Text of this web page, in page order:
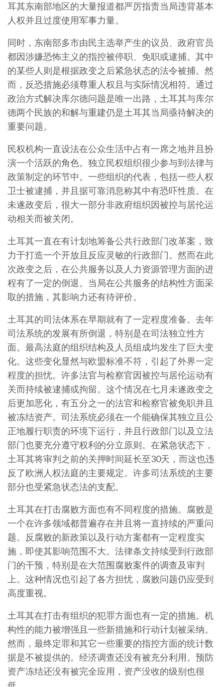
耳其东南部地区的大量报道都严厉指责当局违背基本
人权并且过度使用军事力量。
同时，东南部多市由民主选举产生的议员、政府官员
都因涉嫌恐怖主义的指控被停职、免职或逮捕。其中
的某些人则是根据政变之后紧急状态的法令被捕。然
而，反恐措施必须尊重人权且与实际情况相符。通过
政治方式解决库尔德问题是唯一出路，土耳其与库尔
德两个民族的和解与重建仍是土耳其当局亟待解决的
重要问题。
民权机构一直设法在公众生活中占有一席之地并且扮
演一个活跃的角色。独立民权组织很少参与到法律与
政策制定的环节中。一些组织的代表，包括一些人权
卫士被逮捕，并且据可靠消息称其中有恐吓性质。在
未遂政变后，很大一部分非政府组织因被控与居伦运
动相关而被关闭。
土耳其一直在有计划地筹备公共行政部门改革案，致
力于打造一个开放且反应灵敏的行政部门。然而在此
次政变之后，在公共服务以及人力资源管理方面的进
程有了一定的倒退。当局在公共服务的结构性方面采
取的措施，其影响力还有待评价。
土耳其的司法体系在早期就有了一定程度准备。去年
司法系统的发展有所倒退，特别是在司法独立性方
面。最高法庭的组织结构及人员组成均发生了巨大变
化。这些变化显然与欧盟标准不符，引起了外界一定
程度的担忧。许多法官与检察官因被控与居伦运动有
关而持续被逮捕或拘留。这个情况在七月未遂政变之
后更加恶化，有五分之一的法官和检察官被免职并且
被冻结资产。司法系统必须在一个能确保其独立且公
正地履行职责的环境下运行，并且行政部门以及立法
部门也要充分遵守权利的分立原则。在紧急状态下，
土耳其将审判之前的关押时间延长至30天，而这也违
反了欧洲人权法庭的主要规定。许多司法系统的主要
部分也受紧急状态法的支配。
土耳其在打击腐败方面也有不同程度的措施。腐败是
一个在许多领域都普遍存在并且将一直持续的严重问
题。反腐败的新政策以及行动方案都有一定程度实
施，即使其影响范围不大。法律条文持续受到行政部
门的干预，特别是在大范围腐败案件的调查及审判
上。这种情况也引起了各方担忧，腐败问题仍应受到
高度重视。
土耳其在打击有组织的犯罪方面也有一定的措施。机
构性的能力被增强且一些新措施和行动计划被采纳。
然而，最终定罪和其它一些重要的指控方面的统计数
据是不被提供的。经济调查还没有被充分利用。预防
资产冻结还没有被完全应用，资产没收的级别也很